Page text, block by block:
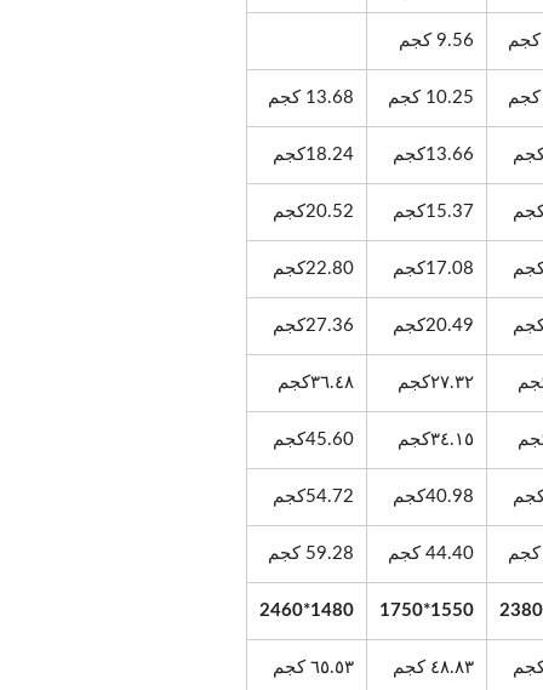
9.56 كجم
10.25 كجم 13.68 كجم
13.66كجم 18.24كجم
15.37كجم 20.52كجم
17.08كجم 22.80كجم
20.49كجم 27.36كجم
٢٧.٣٢كجم ٣٦.٤٨كجم
٣٤.١٥كجم 45.60كجم
40.98كجم 54.72كجم
44.40 كجم 59.28 كجم
1550*1750
1480*2460
٤٨.٨٣ كجم ٦٥.٥٣ كجم